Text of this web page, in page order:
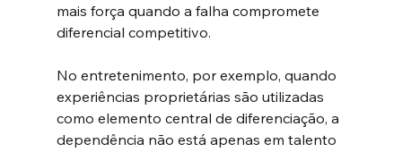
mais força quando a falha compromete
diferencial competitivo.
No entretenimento, por exemplo, quando
experiências proprietárias são utilizadas
como elemento central de diferenciação, a
dependência não está apenas em talento